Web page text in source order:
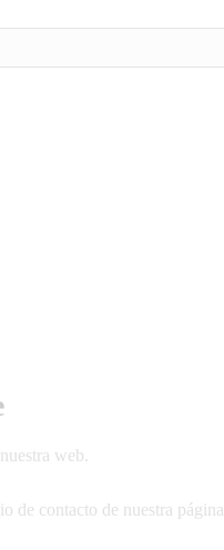
web.
de contacto de nuestra página.